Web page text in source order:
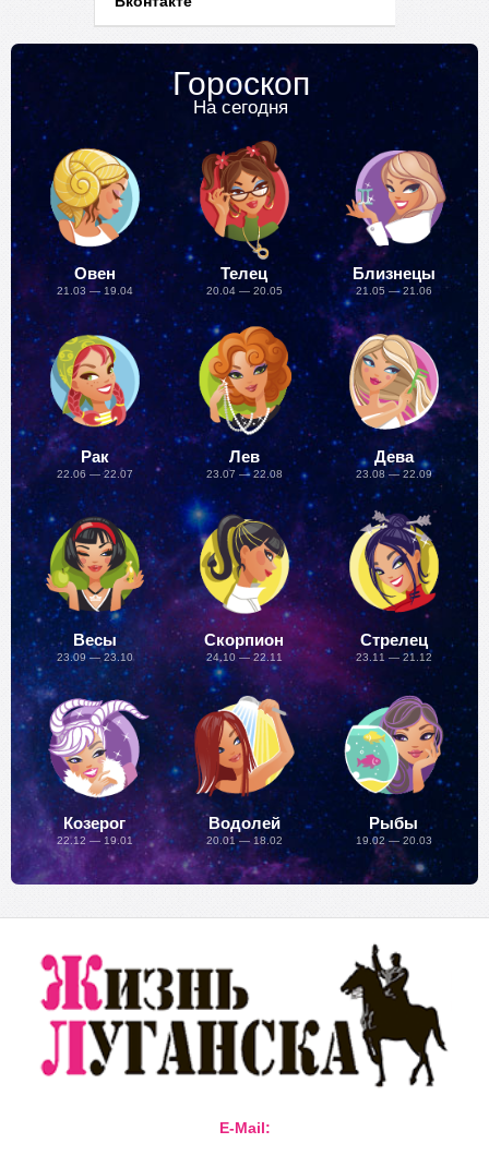
Гороскоп
На сегодня
Овен
21.03 — 19.04
Телец
20.04 — 20.05
Близнецы
21.05 — 21.06
Рак
22.06 — 22.07
Лев
23.07 — 22.08
Дева
23.08 — 22.09
Весы
23.09 — 23.10
Скорпион
24.10 — 22.11
Стрелец
23.11 — 21.12
Козерог
22.12 — 19.01
Водолей
20.01 — 18.02
Рыбы
19.02 — 20.03
E-Mail: